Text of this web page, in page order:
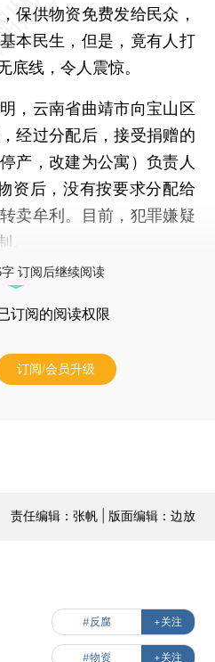
保供物资免费发给民众，
本民生，但是，竟有人打
底线，令人震惊。
云南省曲靖市向宝山区
经过分配后，接受捐赠的
产，改建为公寓）负责人
资后，没有按要求分配给
卖牟利。目前，犯罪嫌疑
。
订阅后继续阅读
订阅的阅读权限
订阅/会员升级
责任编辑：张帆 | 版面编辑：边放
#反腐 +关注
#物资 +关注